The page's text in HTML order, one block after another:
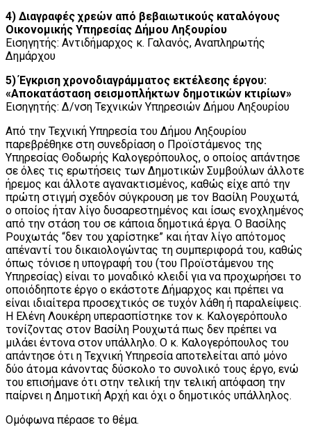
4) Διαγραφές χρεών από βεβαιωτικούς καταλόγους
Οικονομικής Υπηρεσίας Δήμου Ληξουρίου
Εισηγητής: Αντιδήμαρχος κ. Γαλανός, Αναπληρωτής
Δημάρχου
5) Έγκριση χρονοδιαγράμματος εκτέλεσης έργου:
«Αποκατάσταση σεισμοπλήκτων δημοτικών κτιρίων»
Εισηγητής: Δ/νση Τεχνικών Υπηρεσιών Δήμου Ληξουρίου
Από την Τεχνική Υπηρεσία του Δήμου Ληξουρίου
παρεβρέθηκε στη συνεδρίαση ο Προϊστάμενος της
Υπηρεσίας Θοδωρής Καλογερόπουλος, ο οποίος απάντησε
σε όλες τις ερωτήσεις των Δημοτικών Συμβούλων άλλοτε
ήρεμος και άλλοτε αγανακτισμένος, καθώς είχε από την
πρώτη στιγμή σχεδόν σύγκρουση με τον Βασίλη Ρουχωτά,
ο οποίος ήταν λίγο δυσαρεστημένος και ίσως ενοχλημένος
από την στάση του σε κάποια δημοτικά έργα. Ο Βασίλης
Ρουχωτάς “δεν του χαρίστηκε” και ήταν λίγο απότομος
απέναντί του δικαιολογώντας τη συμπεριφορά του, καθώς
όπως τόνισε η υπογραφή του (του Προϊστάμενου της
Υπηρεσίας) είναι το μοναδικό κλειδί για να προχωρήσει το
οποιόδηποτε έργο ο εκάστοτε Δήμαρχος και πρέπει να
είναι ιδιαίτερα προσεχτικός σε τυχόν λάθη ή παραλείψεις.
Η Ελένη Λουκέρη υπερασπίστηκε τον κ. Καλογερόπουλο
τονίζοντας στον Βασίλη Ρουχωτά πως δεν πρέπει να
μιλάει έντονα στον υπάλληλο. Ο κ. Καλογερόπουλος του
απάντησε ότι η Τεχνική Υπηρεσία αποτελείται από μόνο
δύο άτομα κάνοντας δύσκολο το συνολικό τους έργο, ενώ
του επισήμανε ότι στην τελική την τελική απόφαση την
παίρνει η Δημοτική Αρχή και όχι ο δημοτικός υπάλληλος.
Ομόφωνα πέρασε το θέμα.